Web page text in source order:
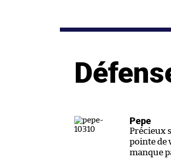
Pepe
Précieux
pointe de
manque